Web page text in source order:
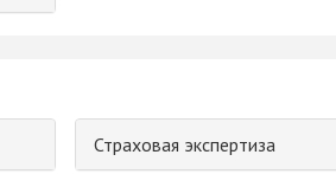
Страховая экспертиза